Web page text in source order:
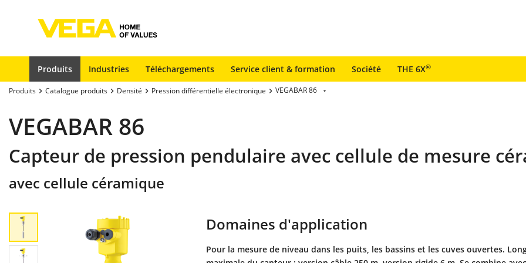
Produits Industries Téléchargements Service client & formation Société THE 6X®
Produits Catalogue produits Densité Pression différentielle électronique VEGABAR 86
VEGABAR 86
Capteur de pression pendulaire avec cellule de mesure
avec cellule céramique
Domaines d'application
Pour la mesure de niveau dans les puits, les bassins et les cuves ouvertes.